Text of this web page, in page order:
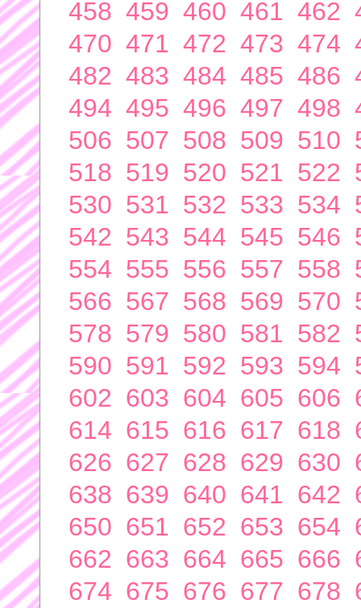
458 459 460 461 462
470 471 472 473 474
482 483 484 485 486
494 495 496 497 498
506 507 508 509 510
518 519 520 521 522
530 531 532 533 534
542 543 544 545 546
554 555 556 557 558
566 567 568 569 570
578 579 580 581 582
590 591 592 593 594
602 603 604 605 606
614 615 616 617 618
626 627 628 629 630
638 639 640 641 642
650 651 652 653 654
662 663 664 665 666
674 675 676 677 678